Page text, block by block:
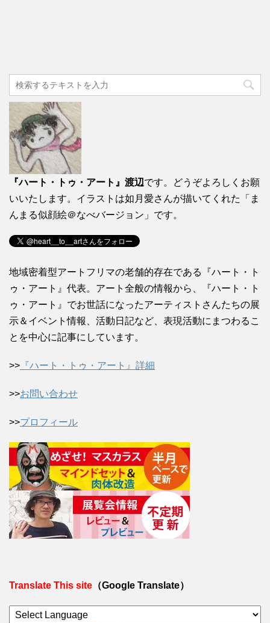
『ハート・トゥ・アート』渡辺です。どうぞよろしくお願
いいたします。イラストは如月愛さんが描いてくれた「ま
んまる似顔絵＠なべバージョン」です。
地域密着型アートフリマの老舗的存在である『ハート・ト
ゥ・アート』代表。アート全般の情報から、『ハート・ト
ゥ・アート』でお世話になったアーティストさんたちの展
示＆イベント情報、活動日記など、表現活動にまつわるこ
とを中心に記事にしています。
>> 『ハート・トゥ・アート』詳細
>>お問い合わせ
>>プロフィール
Translate This site （Google Translate）